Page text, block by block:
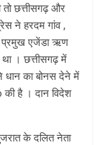
छत्तीसगढ़ और
ने हरदम गांव ,
प्रमुख एजेंडा ऋण
था । छत्तीसगढ़ में
धान का बोनस देने में
की है । दान विदेश
के दलित नेता